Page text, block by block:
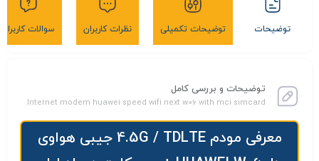
توضیحات توضیحات تکمیلی نظرات کاربران سوالات کاربران
توضیحات و بررسی کامل
Internet modem huawei speed wifi next w06 with mci simcard
معرفی مودم 4.5G / TDLTE جیبی هواوی